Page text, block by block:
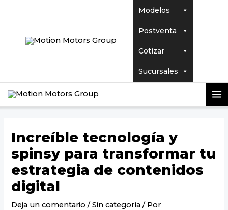
Modelos
Postventa
Cotizar
Sucursales
Increíble tecnología y
spinsy para transformar tu
estrategia de contenidos
digital
Deja un comentario /Sin categoría / Por